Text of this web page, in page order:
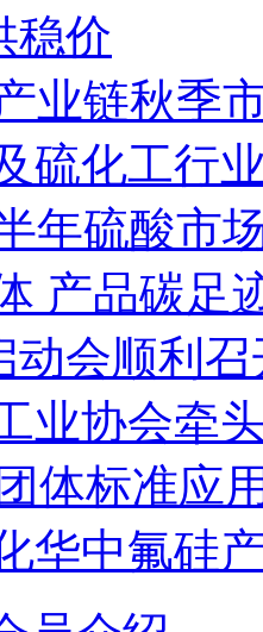
稳价
业链秋季
硫化工行
年硫酸市
产品碳足
动会顺利召
业协会牵
体标准应
华中氟硅